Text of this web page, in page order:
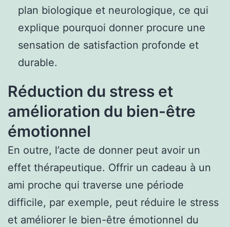
plan biologique et neurologique, ce qui
explique pourquoi donner procure une
sensation de satisfaction profonde et
durable.
Réduction du stress et
amélioration du bien-être
émotionnel
En outre, l’acte de donner peut avoir un
effet thérapeutique. Offrir un cadeau à un
ami proche qui traverse une période
difficile, par exemple, peut réduire le stress
et améliorer le bien-être émotionnel du